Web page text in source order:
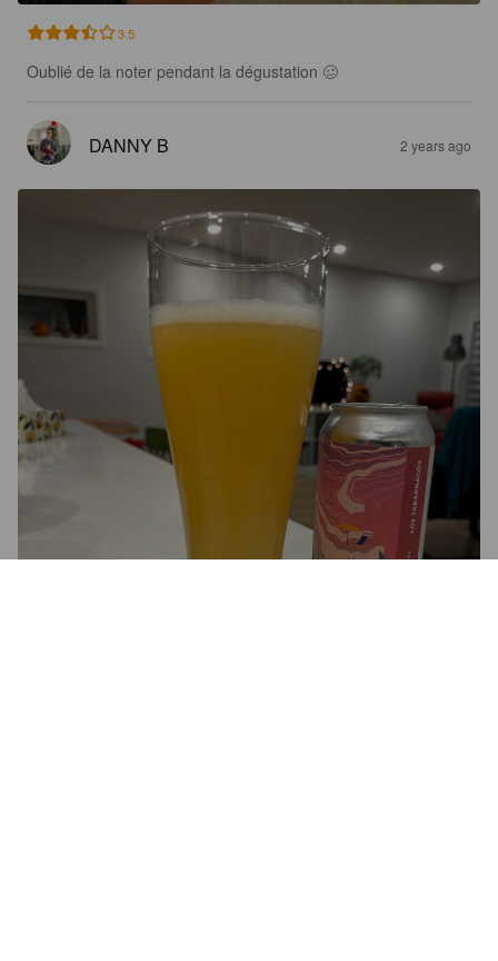
3.5
Oublié de la noter pendant la dégustation 🥴
DANNY B 2 years ago